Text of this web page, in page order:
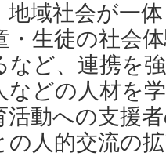
地域社会が一
・生徒の社会
など、連携を
などの人材を
活動への支援
の人的交流の